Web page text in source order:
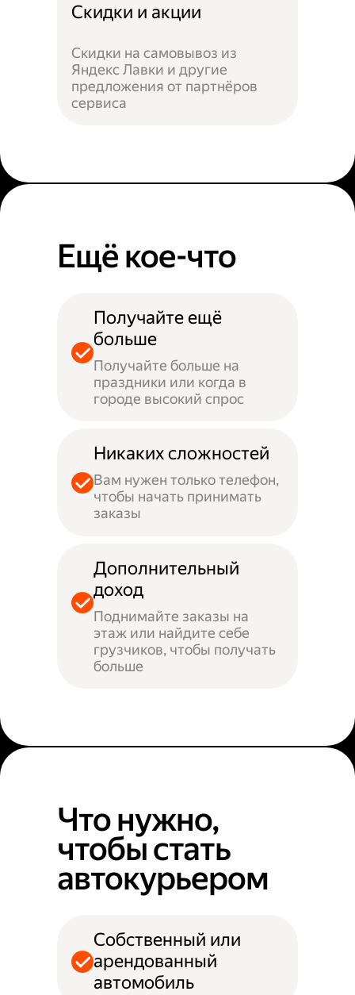
Скидки и акции
Скидки на самовывоз из
Яндекс Лавки и другие
предложения от партнёров
сервиса
Ещё кое-что
Получайте ещё
больше
Получайте больше на
праздники или когда в
городе высокий спрос
Никаких сложностей
Вам нужен только телефон,
чтобы начать принимать
заказы
Дополнительный
доход
Поднимайте заказы на
этаж или найдите себе
грузчиков, чтобы получать
больше
Что нужно,
чтобы стать
автокурьером
Собственный или
арендованный
автомобиль